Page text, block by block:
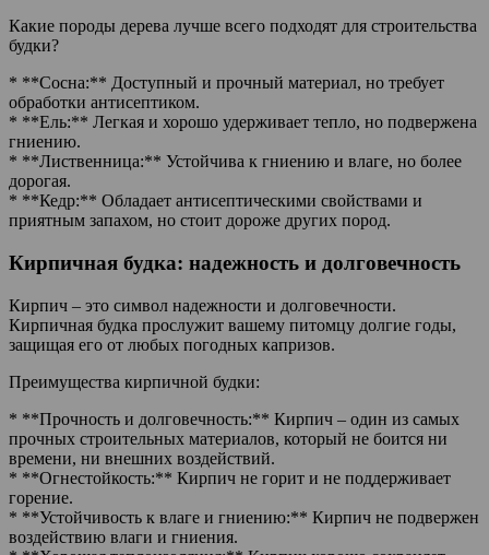
Какие породы дерева лучше всего подходят для строительства
будки?
* **Сосна:** Доступный и прочный материал, но требует
обработки антисептиком.
* **Ель:** Легкая и хорошо удерживает тепло, но подвержена
гниению.
* **Лиственница:** Устойчива к гниению и влаге, но более
дорогая.
* **Кедр:** Обладает антисептическими свойствами и
приятным запахом, но стоит дороже других пород.
Кирпичная будка: надежность и долговечность
Кирпич – это символ надежности и долговечности.
Кирпичная будка прослужит вашему питомцу долгие годы,
защищая его от любых погодных капризов.
Преимущества кирпичной будки:
* **Прочность и долговечность:** Кирпич – один из самых
прочных строительных материалов, который не боится ни
времени, ни внешних воздействий.
* **Огнестойкость:** Кирпич не горит и не поддерживает
горение.
* **Устойчивость к влаге и гниению:** Кирпич не подвержен
воздействию влаги и гниения.